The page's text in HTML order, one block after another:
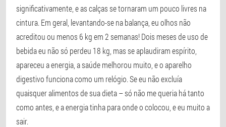
significativamente, e as calças se tornaram um pouco livres na
cintura. Em geral, levantando-se na balança, eu olhos não
acreditou ou menos 6 kg em 2 semanas! Dois meses de uso de
bebida eu não só perdeu 18 kg, mas se aplaudiram espírito,
apareceu a energia, a saúde melhorou muito, e o aparelho
digestivo funciona como um relógio. Se eu não excluía
quaisquer alimentos de sua dieta – só não me queria há tanto
como antes, e a energia tinha para onde o colocou, e eu muito a
sair.